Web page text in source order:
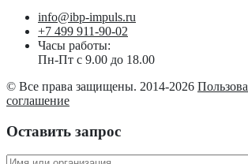
info@ibp-impuls.ru
+7 499 911-90-02
Часы работы:
Пн-Пт с 9.00 до 18.00
© Все права защищены. 2014-2026
соглашение
Оставить запрос